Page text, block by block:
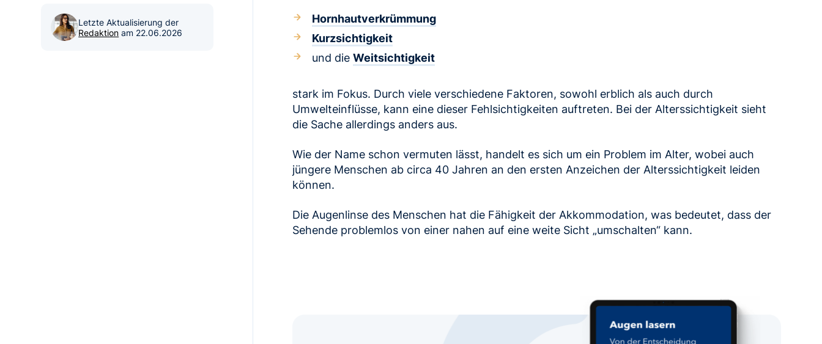
Letzte Aktualisierung der
Redaktion am 22.06.2026
Hornhautverkrümmung
Kurzsichtigkeit
und die Weitsichtigkeit
stark im Fokus. Durch viele verschiedene Faktoren, sowohl erblich als auch durch
Umwelteinflüsse, kann eine dieser Fehlsichtigkeiten auftreten. Bei der Alterssichtigkeit sieht
die Sache allerdings anders aus.
Wie der Name schon vermuten lässt, handelt es sich um ein Problem im Alter, wobei auch
jüngere Menschen ab circa 40 Jahren an den ersten Anzeichen der Alterssichtigkeit leiden
können.
Die Augenlinse des Menschen hat die Fähigkeit der Akkommodation, was bedeutet, dass der
Sehende problemlos von einer nahen auf eine weite Sicht „umschalten“ kann.